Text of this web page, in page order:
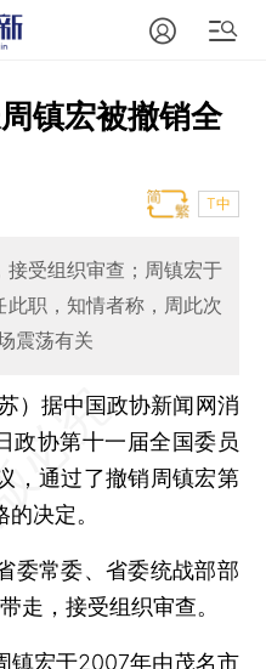
镇宏被撤销全
T中
接受组织审查；周镇宏于
职，知情者称，周此次
震荡有关
） 据中国政协新闻网消
政协第十一届全国委员
，通过了撤销周镇宏第
决定。
常委、省委统战部部
走，接受组织审查。
镇宏于2007年由茂名市